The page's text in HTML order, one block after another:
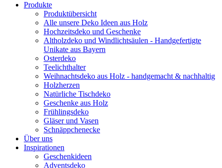
Produkte
Produktübersicht
Alle unsere Deko Ideen aus Holz
Hochzeitsdeko und Geschenke
Altholzdeko und Windlichtsäulen - Handgefertigte
Unikate aus Bayern
Osterdeko
Teelichthalter
Weihnachts­deko aus Holz - handgemacht & nachhaltig
Holzherzen
Natürliche Tischdeko
Geschenke aus Holz
Frühlingsdeko
Gläser und Vasen
Schnäppchenecke
Über uns
Inspirationen
Geschenkideen
Adventsdeko